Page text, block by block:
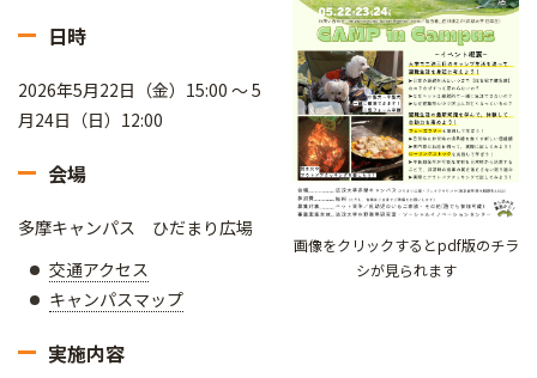
画像をクリックするとpdf版のチラ
シが見られます
日時
2026年5月22日（金）15:00 ～ 5
月24日（日）12:00
会場
多摩キャンパス ひだまり広場
交通アクセス
キャンパスマップ
実施内容